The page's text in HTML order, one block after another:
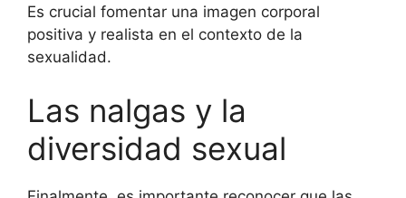
Es crucial fomentar una imagen corporal
positiva y realista en el contexto de la
sexualidad.
Las nalgas y la
diversidad sexual